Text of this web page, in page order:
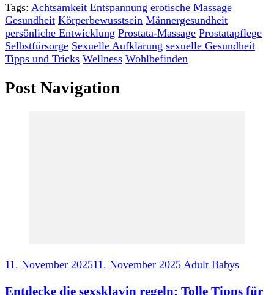
Tags: Achtsamkeit Entspannung erotische Massage
Gesundheit Körperbewusstsein Männergesundheit
persönliche Entwicklung Prostata-Massage Prostatapflege
Selbstfürsorge Sexuelle Aufklärung sexuelle Gesundheit
Tipps und Tricks Wellness Wohlbefinden
Post Navigation
11. November 202511. November 2025 Adult Babys
Entdecke die sexsklavin regeln: Tolle Tipps für